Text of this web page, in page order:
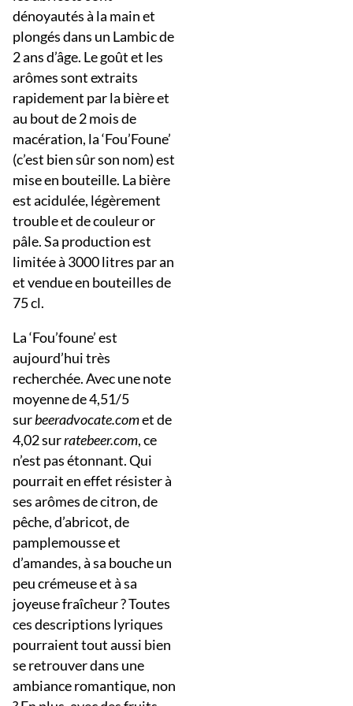
dénoyautés à la main et
plongés dans un Lambic de
2 ans d’âge. Le goût et les
arômes sont extraits
rapidement par la bière et
au bout de 2 mois de
macération, la ‘Fou’Foune’
(c’est bien sûr son nom) est
mise en bouteille. La bière
est acidulée, légèrement
trouble et de couleur or
pâle. Sa production est
limitée à 3000 litres par an
et vendue en bouteilles de
75 cl.
La ‘Fou’foune’ est
aujourd’hui très
recherchée. Avec une note
moyenne de 4,51/5
surbeeradvocate.comet de
4,02 surratebeer.com, ce
n’est pas étonnant. Qui
pourrait en effet résister à
ses arômes de citron, de
pêche, d’abricot, de
pamplemousse et
d’amandes, à sa bouche un
peu crémeuse et à sa
joyeuse fraîcheur ? Toutes
ces descriptions lyriques
pourraient tout aussi bien
se retrouver dans une
ambiance romantique, non